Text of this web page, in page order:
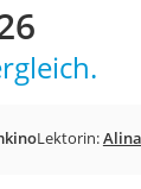
4K
Lektorin: